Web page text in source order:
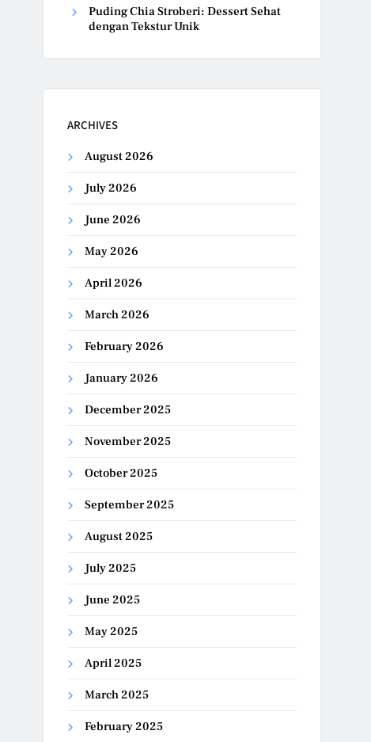
Puding Chia Stroberi: Dessert Sehat
dengan Tekstur Unik
ARCHIVES
August 2026
July 2026
June 2026
May 2026
April 2026
March 2026
February 2026
January 2026
December 2025
November 2025
October 2025
September 2025
August 2025
July 2025
June 2025
May 2025
April 2025
March 2025
February 2025